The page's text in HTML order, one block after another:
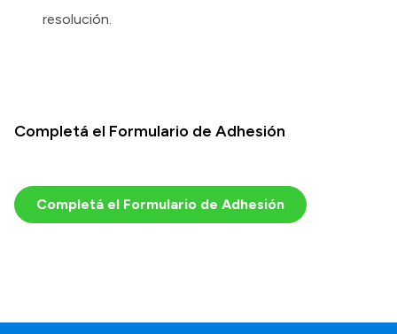
resolución.
Completá el Formulario de Adhesión
Completá el Formulario de Adhesión